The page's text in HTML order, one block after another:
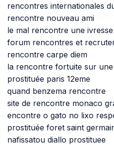
rencontres internationales
rencontre nouveau ami
le mal rencontre une ivresse
forum rencontres et
rencontre carpe diem
la rencontre fortuite sur
prostituée paris 12eme
quand benzema rencontre
site de rencontre monaco
encontre o gato no lixo
prostituée foret saint
nafissatou diallo prostituee